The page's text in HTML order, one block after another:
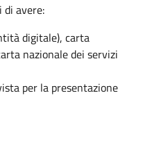
di avere:
digitale), carta
nazionale dei servizi
per la presentazione